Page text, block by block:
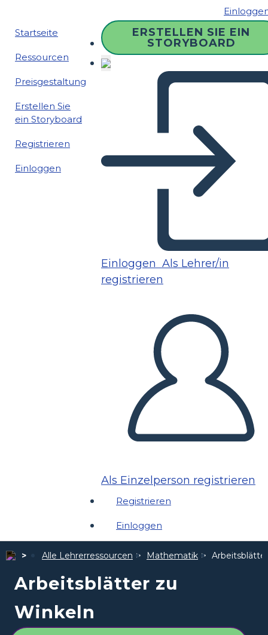
Startseite
Ressourcen
Preisgestaltung
Erstellen Sie
ein Storyboard
Registrieren
Einloggen
ERSTELLEN SIE EIN
STORYBOARD
Einloggen Als Lehrer/in
registrieren
Als Einzelperson registrieren
Registrieren
Einloggen
Alle Lehrerressourcen Mathematik
Arbeitsblätter zu
Winkeln